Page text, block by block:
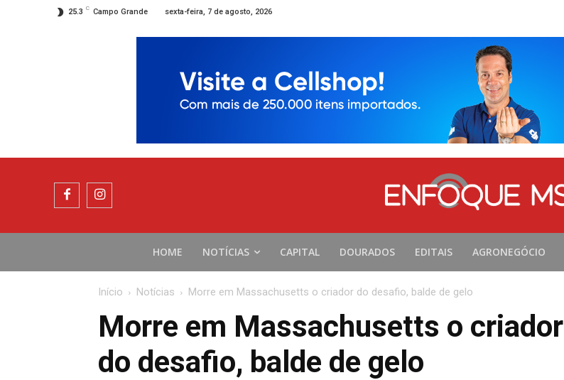
25.3 C Campo Grande sexta-feira, 7 de agosto, 2026
HOME NOTÍCIAS CAPITAL DOURADOS EDITAIS AGRONEGÓCIO
Início Notícias Morre em Massachusetts o criador do desafio, balde de gelo
Morre em Massachusetts o criador
do desafio, balde de gelo